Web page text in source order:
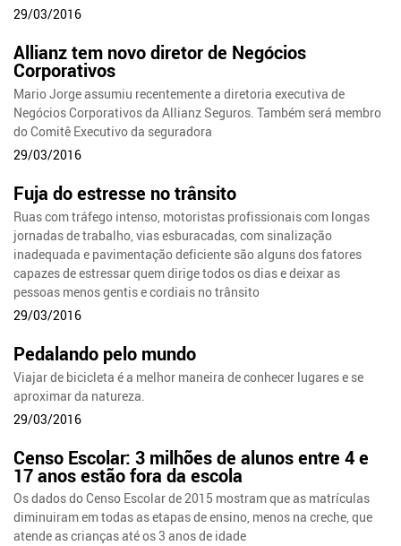
29/03/2016
Allianz tem novo diretor de Negócios
Corporativos
Mario Jorge assumiu recentemente a diretoria executiva de
Negócios Corporativos da Allianz Seguros. Também será membro
do Comitê Executivo da seguradora
29/03/2016
Fuja do estresse no trânsito
Ruas com tráfego intenso, motoristas profissionais com longas
jornadas de trabalho, vias esburacadas, com sinalização
inadequada e pavimentação deficiente são alguns dos fatores
capazes de estressar quem dirige todos os dias e deixar as
pessoas menos gentis e cordiais no trânsito
29/03/2016
Pedalando pelo mundo
Viajar de bicicleta é a melhor maneira de conhecer lugares e se
aproximar da natureza.
29/03/2016
Censo Escolar: 3 milhões de alunos entre 4 e
17 anos estão fora da escola
Os dados do Censo Escolar de 2015 mostram que as matrículas
diminuiram em todas as etapas de ensino, menos na creche, que
atende as crianças até os 3 anos de idade